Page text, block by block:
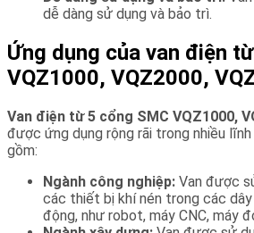
dễ dàng sử dụng và bảo trì.
Ứng dụng của van điện
VQZ1000, VQZ2000,
Van điện từ 5 cổng SMC VQZ1000,
được ứng dụng rộng rãi trong nhiều
gồm:
Ngành công nghiệp: Van được
các thiết bị khí nén trong các
động, như robot, máy CNC, máy